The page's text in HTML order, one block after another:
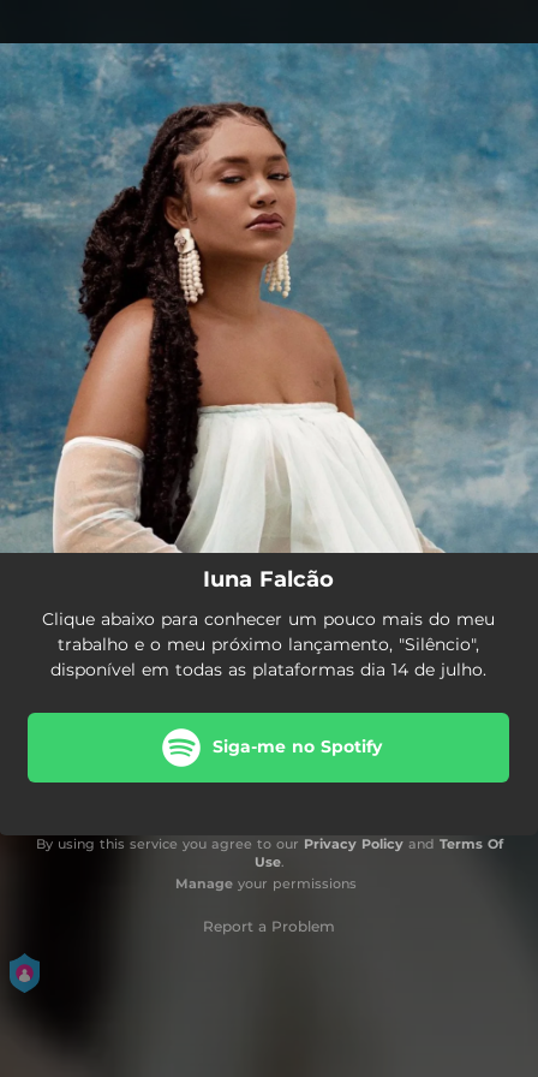
You're all set!
Iuna Falcão
Clique abaixo para conhecer um pouco mais do meu
trabalho e o meu próximo lançamento, "Silêncio",
disponível em todas as plataformas dia 14 de julho.
Siga-me no Spotify
By using this service you agree to our Privacy Policyand Terms Of
Use.
Manageyour permissions
Report a Problem